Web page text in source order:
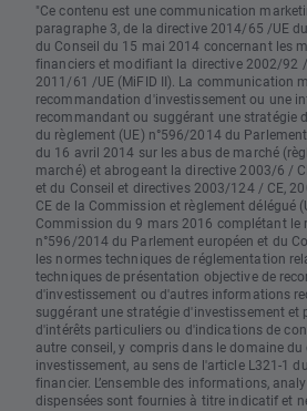
"Ce contenu est une communication
paragraphe 3, de la directive 2014/65 /UE
du Conseil du 15 mai 2014 concernant les
financiers et modifiant la directive 2002/92
2011/61 /UE (MiFID II). La communication
recommandation d'investissement ou une
recommandant ou suggérant une stratégie
du règlement (UE) n°596/2014 du
du 16 avril 2014 sur les abus de marché
marché) et abrogeant la directive 2003/6 /
et du Conseil et directives 2003/124 / CE,
CE de la Commission et règlement délégué
Commission du 9 mars 2016 complétant le
n°596/2014 du Parlement européen et du
les normes techniques de réglementation
techniques de présentation objective de
d'investissement ou d'autres informations
suggérant une stratégie d'investissement et
d'intérêts particuliers ou d'indications de
autre conseil, y compris dans le domaine du
investissement, au sens de l'article L321-1
financier. L’ensemble des informations,
dispensées sont fournies à titre indicatif et